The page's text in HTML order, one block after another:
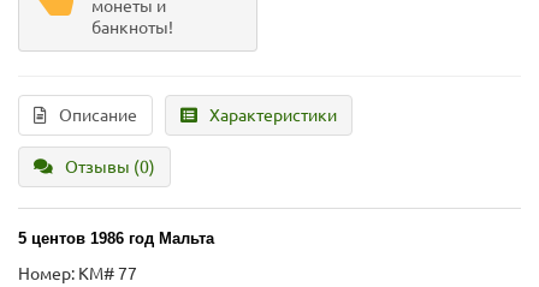
монеты и
банкноты!
Описание Характеристики
Отзывы (0)
5 центов 1986 год Мальта
Номер: KM# 77